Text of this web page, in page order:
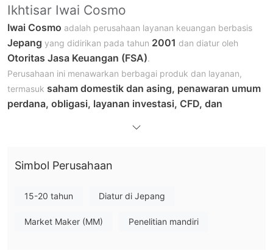
Ikhtisar Iwai Cosmo
Iwai Cosmo adalah perusahaan layanan keuangan berbasis
Jepang yang didirikan pada tahun 2001 dan diatur oleh
Otoritas Jasa Keuangan (FSA).
Perusahaan ini menawarkan berbagai produk dan layanan,
termasuk saham domestik dan asing, penawaran umum
perdana, obligasi, layanan investasi, CFD, dan
calon dan klien yang sudah ada untuk berlatih dan mengenal
Dukungan pelanggan dapat diakses melalui telepon di
Iwai Cosmo menawarkan berbagai sumber daya pendidikan,
Simbol Perusahaan
15-20 tahun Diatur di Jepang
Market Maker (MM) Penelitian mandiri